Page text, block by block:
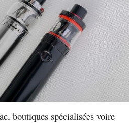
boutiques spécialisées voire